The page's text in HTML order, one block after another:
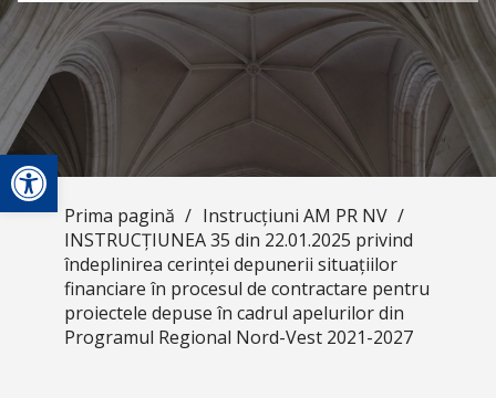
Deschide bara de unelte
Prima pagină / Instrucțiuni AM PR NV /
INSTRUCȚIUNEA 35 din 22.01.2025 privind
îndeplinirea cerinței depunerii situațiilor
financiare în procesul de contractare pentru
proiectele depuse în cadrul apelurilor din
Programul Regional Nord-Vest 2021-2027